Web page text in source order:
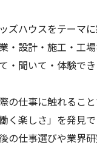
ズハウスをテーマ
・設計・施工・工
・聞いて・体験で
の仕事に触れるこ
働く楽しさ」を発見
の仕事選びや業界